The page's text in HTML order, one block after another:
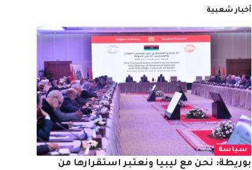
أخبار شعبية
سياسة
بوريطة: نحن مع ليبيا ونعتبر استقرارها من